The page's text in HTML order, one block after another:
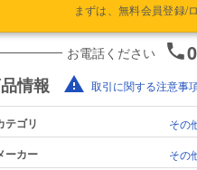
まずは、無料会員登録/
お電話ください
情報 取引に関する注意事
テゴリ その
ーカー その